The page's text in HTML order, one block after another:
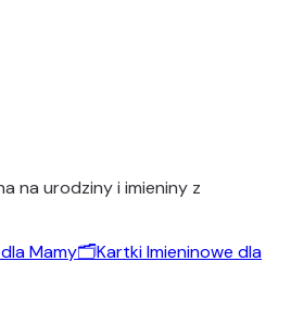
na urodziny i imieniny z
Mamy🗂️Kartki Imieninowe dla